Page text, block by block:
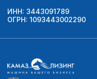
ИНН: 3443091789
ОГРН: 1093443002290